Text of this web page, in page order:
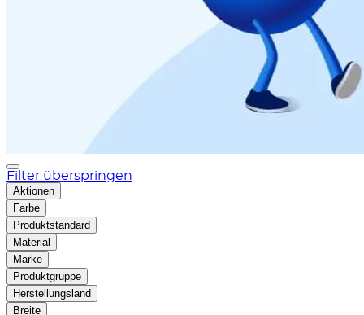
Filter überspringen
Aktionen
Farbe
Produktstandard
Material
Marke
Produktgruppe
Herstellungsland
Breite